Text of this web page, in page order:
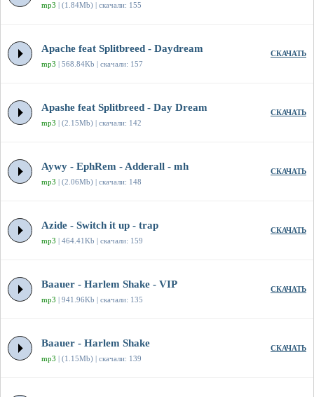
mp3 | (1.84Mb) | скачали: 155
Apache feat Splitbreed - Daydream
mp3 | 568.84Kb | скачали: 157
СКАЧАТЬ
Apashe feat Splitbreed - Day Dream
mp3 | (2.15Mb) | скачали: 142
СКАЧАТЬ
Aywy - EphRem - Adderall - mh
mp3 | (2.06Mb) | скачали: 148
СКАЧАТЬ
Azide - Switch it up - trap
mp3 | 464.41Kb | скачали: 159
СКАЧАТЬ
Baauer - Harlem Shake - VIP
mp3 | 941.96Kb | скачали: 135
СКАЧАТЬ
Baauer - Harlem Shake
mp3 | (1.15Mb) | скачали: 139
СКАЧАТЬ